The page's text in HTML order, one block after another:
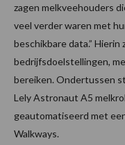
zagen melkveehouders
veel verder waren met
beschikbare data.” Hierin
bedrijfsdoelstellingen,
bereiken. Ondertussen
Lely Astronaut A5
geautomatiseerd met
Walkways.